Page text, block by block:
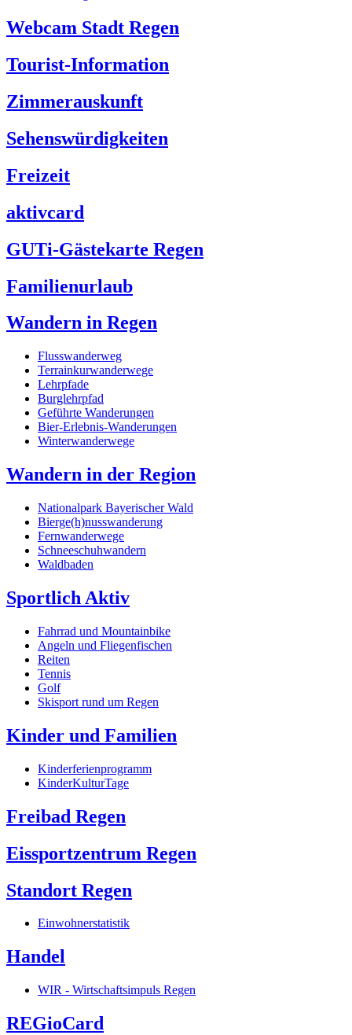
Webcam Stadt Regen
Tourist-Information
Zimmerauskunft
Sehenswürdigkeiten
Freizeit
aktivcard
GUTi-Gästekarte Regen
Familienurlaub
Wandern in Regen
Flusswanderweg
Terrainkurwanderwege
Lehrpfade
Burglehrpfad
Geführte Wanderungen
Bier-Erlebnis-Wanderungen
Winterwanderwege
Wandern in der Region
Nationalpark Bayerischer Wald
Bierge(h)nusswanderung
Fernwanderwege
Schneeschuhwandern
Waldbaden
Sportlich Aktiv
Fahrrad und Mountainbike
Angeln und Fliegenfischen
Reiten
Tennis
Golf
Skisport rund um Regen
Kinder und Familien
Kinderferienprogramm
KinderKulturTage
Freibad Regen
Eissportzentrum Regen
Standort Regen
Einwohnerstatistik
Handel
WIR - Wirtschaftsimpuls Regen
REGioCard